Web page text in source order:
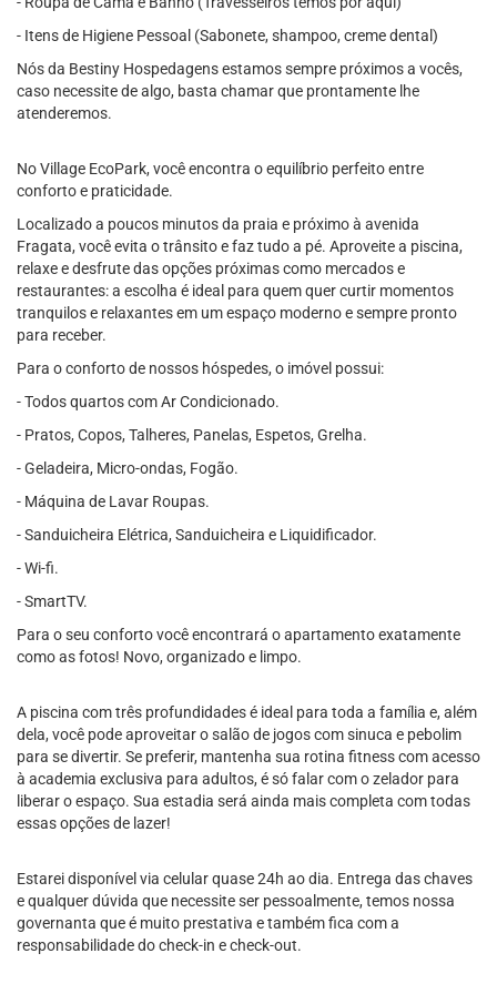
- Itens de Higiene Pessoal (Sabonete, shampoo, creme dental)
Nós da Bestiny Hospedagens estamos sempre próximos a vocês,
caso necessite de algo, basta chamar que prontamente lhe
atenderemos.
No Village EcoPark, você encontra o equilíbrio perfeito entre
conforto e praticidade.
Localizado a poucos minutos da praia e próximo à avenida
Fragata, você evita o trânsito e faz tudo a pé. Aproveite a piscina,
relaxe e desfrute das opções próximas como mercados e
restaurantes: a escolha é ideal para quem quer curtir momentos
tranquilos e relaxantes em um espaço moderno e sempre pronto
para receber.
Para o conforto de nossos hóspedes, o imóvel possui:
- Todos quartos com Ar Condicionado.
- Pratos, Copos, Talheres, Panelas, Espetos, Grelha.
- Geladeira, Micro-ondas, Fogão.
- Máquina de Lavar Roupas.
- Sanduicheira Elétrica, Sanduicheira e Liquidificador.
- Wi-fi.
- SmartTV.
Para o seu conforto você encontrará o apartamento exatamente
como as fotos! Novo, organizado e limpo.
A piscina com três profundidades é ideal para toda a família e, além
dela, você pode aproveitar o salão de jogos com sinuca e pebolim
para se divertir. Se preferir, mantenha sua rotina fitness com acesso
à academia exclusiva para adultos, é só falar com o zelador para
liberar o espaço. Sua estadia será ainda mais completa com todas
essas opções de lazer!
Estarei disponível via celular quase 24h ao dia. Entrega das chaves
e qualquer dúvida que necessite ser pessoalmente, temos nossa
governanta que é muito prestativa e também fica com a
responsabilidade do check-in e check-out.